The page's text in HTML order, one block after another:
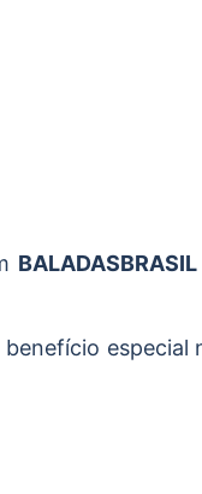
BALADASBRASIL
especial